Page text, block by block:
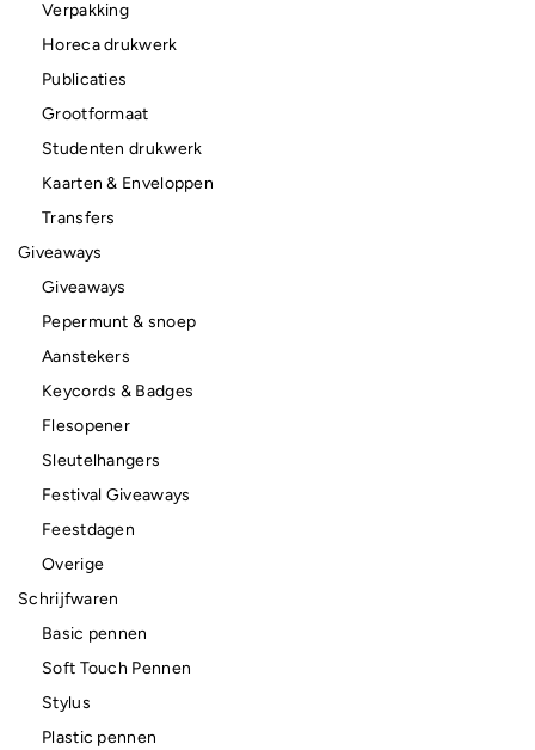
Verpakking
Horeca drukwerk
Publicaties
Grootformaat
Studenten drukwerk
Kaarten & Enveloppen
Transfers
Giveaways
Giveaways
Pepermunt & snoep
Aanstekers
Keycords & Badges
Flesopener
Sleutelhangers
Festival Giveaways
Feestdagen
Overige
Schrijfwaren
Basic pennen
Soft Touch Pennen
Stylus
Plastic pennen